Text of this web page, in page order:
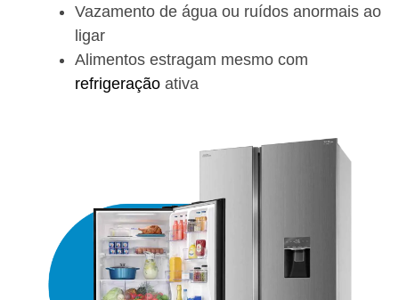
Vazamento de água ou ruídos anormais ao
ligar
Alimentos estragam mesmo com
refrigeração ativa